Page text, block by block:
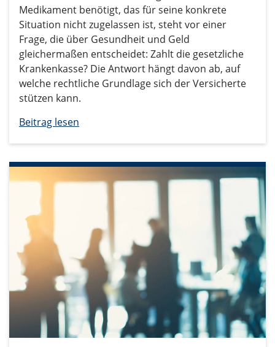
Medikament benötigt, das für seine konkrete
Situation nicht zugelassen ist, steht vor einer
Frage, die über Gesundheit und Geld
gleichermaßen entscheidet: Zahlt die gesetzliche
Krankenkasse? Die Antwort hängt davon ab, auf
welche rechtliche Grundlage sich der Versicherte
stützen kann.
Beitrag lesen